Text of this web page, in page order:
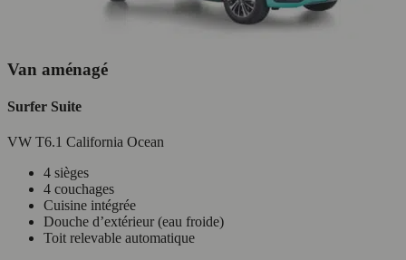
Van aménagé
Surfer Suite
VW T6.1 California Ocean
4 sièges
4 couchages
Cuisine intégrée
Douche d’extérieur (eau froide)
Toit relevable automatique